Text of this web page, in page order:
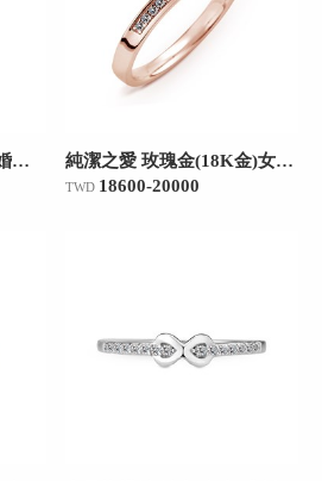
只想告訴你 925純銀 求婚訂婚戒 純潔之愛 玫瑰金(18K金)女款結婚對戒
TWD 18600-20000